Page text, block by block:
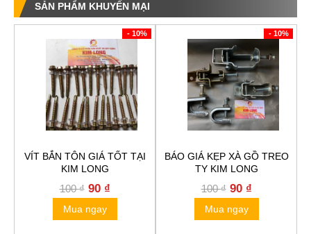
SẢN PHẨM KHUYẾN MẠI
- 10%
VÍT BẮN TÔN GIÁ TỐT TẠI
KIM LONG
100₫ Original
price
was:
90 ₫Current
price
Mua ngay
- 10%
BÁO GIÁ KẸP XÀ GỒ TREO
TY KIM LONG
100₫ Original
price
was:
90 ₫Current
price
Mua ngay